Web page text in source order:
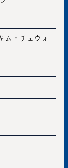
ム・チェウォ